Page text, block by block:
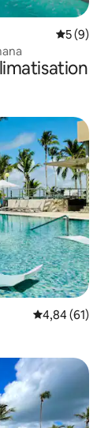
Note
5 (9)
Note
4,84 (61)